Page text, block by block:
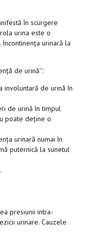
în scurgere
urina este o
urinară la
de urină'':
involuntară de urină în
de urină în timpul
poate deține o
urinară numai în
puternică la sunetul
presiunii intra-
urinare. Cauzele